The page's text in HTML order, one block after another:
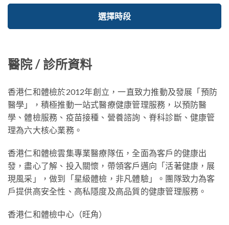
選擇時段
醫院 / 診所資料
香港仁和體檢於2012年創立，一直致力推動及發展「預防
醫學」，積極推動一站式醫療健康管理服務，以預防醫
學、體檢服務、疫苗接種、營養諮詢、脊科診斷、健康管
理為六大核心業務。
香港仁和體檢雲集專業醫療隊伍，全面為客戶的健康出
發，盡心了解、投入關懷，帶領客戶邁向「活著健康，展
現風采」，做到「星級體檢，非凡體驗」。團隊致力為客
戶提供高安全性、高私隱度及高品質的健康管理服務。
香港仁和體檢中心（旺角）